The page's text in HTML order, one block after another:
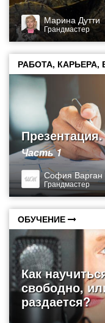
Марина Дутти
Грандмастер
РАБОТА, КАРЬЕРА,
Часть 1
София Варган
Грандмастер
ОБУЧЕНИЕ
Как
свободно,
раздается?